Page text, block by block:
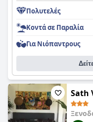
Πολυτελές
Κοντά σε Παραλία
Για Νιόπαντρους
Sath